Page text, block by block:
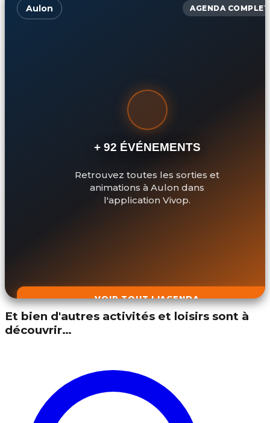
Aulon AGENDA COMPLET
+ 92 ÉVÉNEMENTS
Retrouvez toutes les sorties et
animations à Aulon dans
l'application Vivop.
VOIR TOUT L'AGENDA
Et bien d'autres activités et loisirs sont à
découvrir…